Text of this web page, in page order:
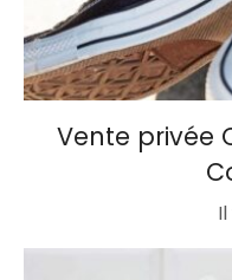
Vente privée